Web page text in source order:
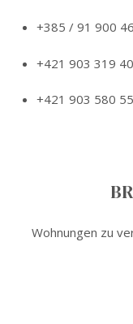
+385 / 91 900
+421 903 319
+421 903 580
Wohnungen zu